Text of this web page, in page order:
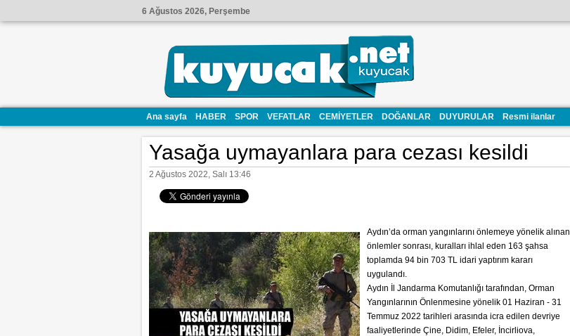
6 Ağustos 2026, Perşembe
Ana sayfa HABER SPOR VEFATLAR CEMİYETLER DOĞANLAR DUYURULAR Resmi ilanlar
Yasağa uymayanlara para cezası kesildi
2 Ağustos 2022, Salı 13:46
Aydın’da orman yangınlarını önlemeye yönelik alınan
önlemler sonrası, kuralları ihlal eden 163 şahsa
toplamda 94 bin 703 TL idari yaptırım kararı
uygulandı.
Aydın İl Jandarma Komutanlığı tarafından, Orman
Yangınlarının Önlenmesine yönelik 01 Haziran - 31
Temmuz 2022 tarihleri arasında icra edilen devriye
faaliyetlerinde Çine, Didim, Efeler, İncirliova,